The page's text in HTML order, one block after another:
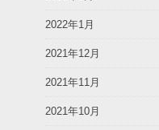
2022年1月
2021年12月
2021年11月
2021年10月